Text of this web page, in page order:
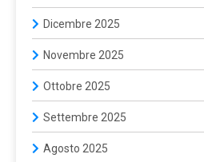
Dicembre 2025
Novembre 2025
Ottobre 2025
Settembre 2025
Agosto 2025